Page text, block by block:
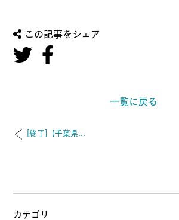
この記事をシェア
一覧に戻る
[終了]【千葉県...
カテゴリ